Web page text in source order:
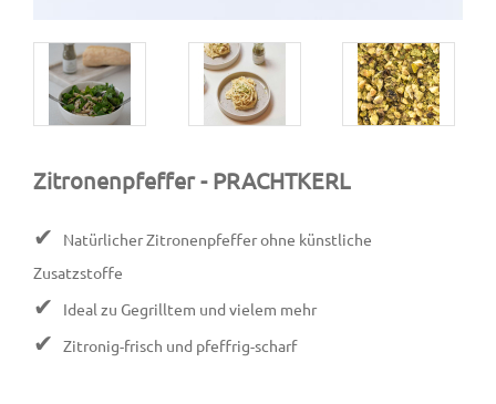
Zitronenpfeffer- PRACHTKERL
✔
Natürlicher Zitronenpfeffer ohne künstliche
Zusatzstoffe
✔ Ideal zu Gegrilltem und vielem mehr
✔ Zitronig-frisch und pfeffrig-scharf